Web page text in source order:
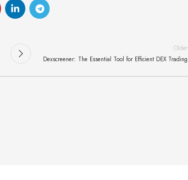
Older
Dexscreener: The Essential Tool for Efficient DEX Trading